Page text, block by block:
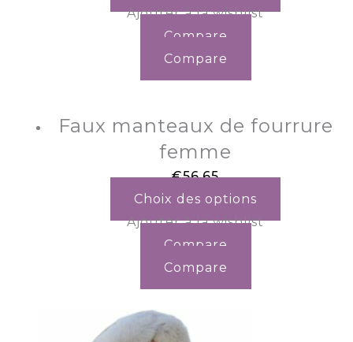
Ajouter à la wishlist
Compare
Compare
Faux manteaux de fourrure
femme
€56.65
Choix des options
Ajouter à la wishlist
Compare
Compare